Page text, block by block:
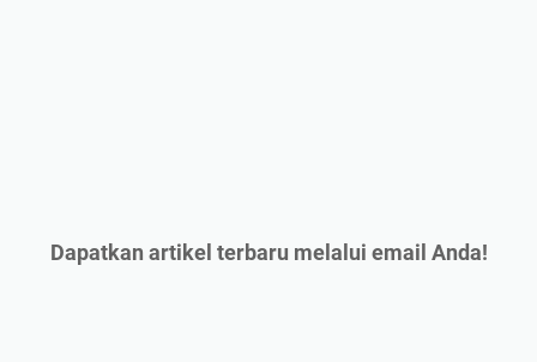
Dapatkan artikel terbaru melalui email Anda!